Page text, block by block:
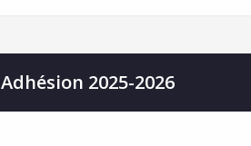
Adhésion 2025-2026